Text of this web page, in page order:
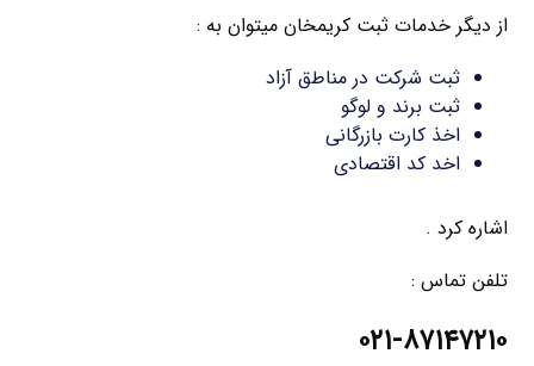
از دیگر خدمات ثبت کریمخان میتوان به :
ثبت شرکت در مناطق آزاد
ثبت برند و لوگو
اخذ کارت بازرگانی
اخد کد اقتصادی
اشاره کرد .
تلفن تماس :
۰۲۱-۸۷۱۴۷۲۱۰